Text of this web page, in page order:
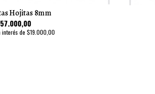
Hojitas 8mm
interés de $19.000,00